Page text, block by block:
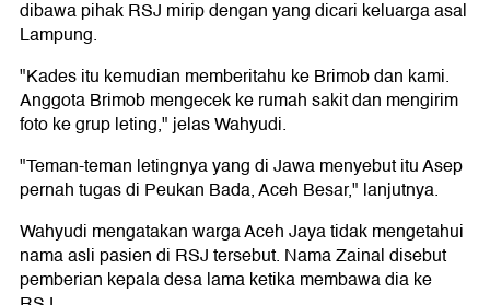
dibawa pihak RSJ mirip dengan yang dicari keluarga asal
Lampung.
"Kades itu kemudian memberitahu ke Brimob dan kami.
Anggota Brimob mengecek ke rumah sakit dan mengirim
foto ke grup leting," jelas Wahyudi.
"Teman-teman letingnya yang di Jawa menyebut itu Asep
pernah tugas di Peukan Bada, Aceh Besar," lanjutnya.
Wahyudi mengatakan warga Aceh Jaya tidak mengetahui
nama asli pasien di RSJ tersebut. Nama Zainal disebut
pemberian kepala desa lama ketika membawa dia ke